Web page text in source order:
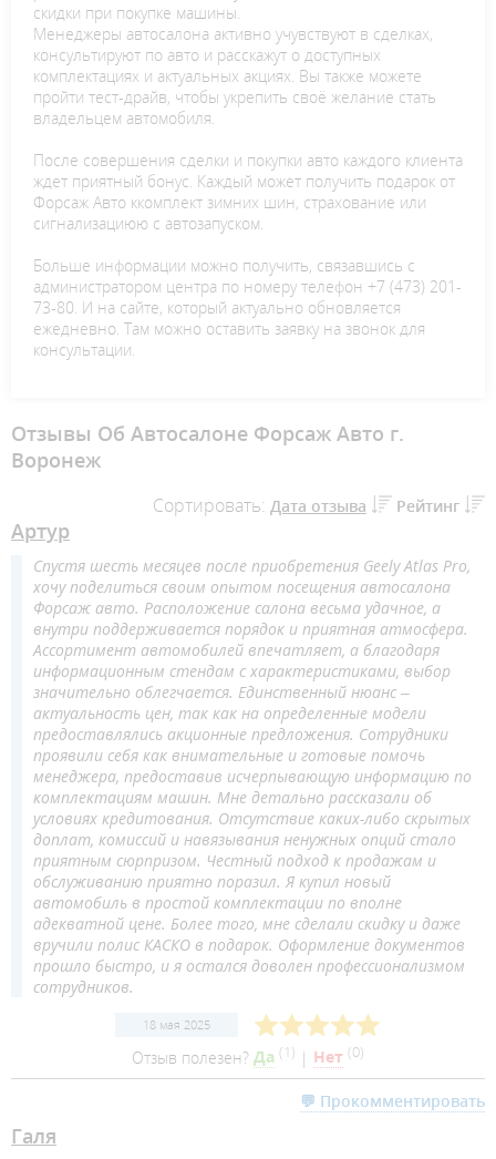
скидки при покупке машины.
Менеджеры автосалона активно учувствуют в сделках,
консультируют по авто и расскажут о доступных
комплектациях и актуальных акциях. Вы также можете
пройти тест-драйв, чтобы укрепить своё желание стать
владельцем автомобиля.
После совершения сделки и покупки авто каждого клиента
ждет приятный бонус. Каждый может получить подарок от
Форсаж Авто ккомплект зимних шин, страхование или
сигнализациюю с автозапуском.
Больше информации можно получить, связавшись с
администратором центра по номеру телефон +7 (473) 201-
73-80. И на сайте, который актуально обновляется
ежедневно. Там можно оставить заявку на звонок для
консультации.
Отзывы Об Автосалоне Форсаж Авто г.
Воронеж
Сортировать: Дата отзыва Рейтинг
Артур
Спустя шесть месяцев после приобретения Geely Atlas Pro,
хочу поделиться своим опытом посещения автосалона
Форсаж авто. Расположение салона весьма удачное, а
внутри поддерживается порядок и приятная атмосфера.
Ассортимент автомобилей впечатляет, а благодаря
информационным стендам с характеристиками, выбор
значительно облегчается. Единственный нюанс –
актуальность цен, так как на определенные модели
предоставлялись акционные предложения. Сотрудники
проявили себя как внимательные и готовые помочь
менеджера, предоставив исчерпывающую информацию по
комплектациям машин. Мне детально рассказали об
условиях кредитования. Отсутствие каких-либо скрытых
доплат, комиссий и навязывания ненужных опций стало
приятным сюрпризом. Честный подход к продажам и
обслуживанию приятно поразил. Я купил новый
автомобиль в простой комплектации по вполне
адекватной цене. Более того, мне сделали скидку и даже
вручили полис КАСКО в подарок. Оформление документов
прошло быстро, и я остался доволен профессионализмом
сотрудников.
18 мая 2025
Отзыв полезен? Да (1 ) | Нет (0)
💬 Прокомментировать
Галя